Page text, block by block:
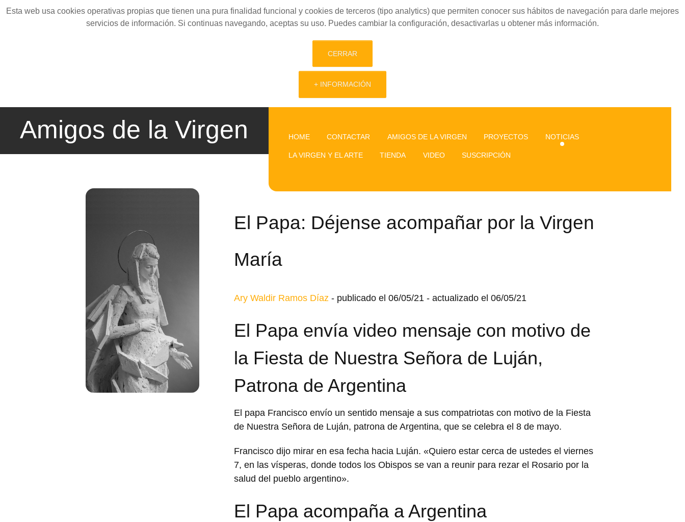
Esta web usa cookies operativas propias que tienen una pura finalidad funcional y cookies de terceros (tipo analytics) que permiten conocer sus hábitos de navegación para darle mejores
servicios de información. Si continuas navegando, aceptas su uso. Puedes cambiar la configuración, desactivarlas u obtener más información.
CERRAR
+ INFORMACIÓN
Amigos de la Virgen HOME CONTACTAR AMIGOS DE LA VIRGEN PROYECTOS NOTICIAS
LA VIRGEN Y EL ARTE TIENDA VIDEO SUSCRIPCIÓN
El Papa: Déjense acompañar por la Virgen
María
Ary Waldir Ramos Díaz - publicado el 06/05/21 - actualizado el 06/05/21
El Papa envía video mensaje con motivo de
la Fiesta de Nuestra Señora de Luján,
Patrona de Argentina
El papa Francisco envío un sentido mensaje a sus compatriotas con motivo de la Fiesta
de Nuestra Señora de Luján, patrona de Argentina, que se celebra el 8 de mayo.
Francisco dijo mirar en esa fecha hacia Luján. «Quiero estar cerca de ustedes el viernes
7, en las vísperas, donde todos los Obispos se van a reunir para rezar el Rosario por la
salud del pueblo argentino».
El Papa acompaña a Argentina